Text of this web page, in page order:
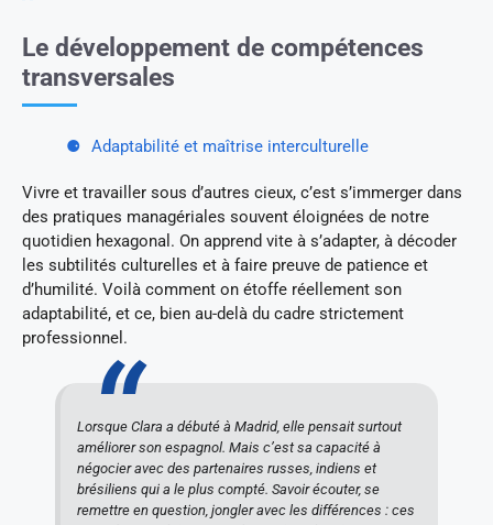
Le développement de compétences
transversales
Adaptabilité et maîtrise interculturelle
Vivre et travailler sous d’autres cieux, c’est s’immerger dans
des pratiques managériales souvent éloignées de notre
quotidien hexagonal. On apprend vite à s’adapter, à décoder
les subtilités culturelles et à faire preuve de patience et
d’humilité. Voilà comment on étoffe réellement son
adaptabilité, et ce, bien au-delà du cadre strictement
professionnel.
Lorsque Clara a débuté à Madrid, elle pensait surtout
améliorer son espagnol. Mais c’est sa capacité à
négocier avec des partenaires russes, indiens et
brésiliens qui a le plus compté. Savoir écouter, se
remettre en question, jongler avec les différences : ces